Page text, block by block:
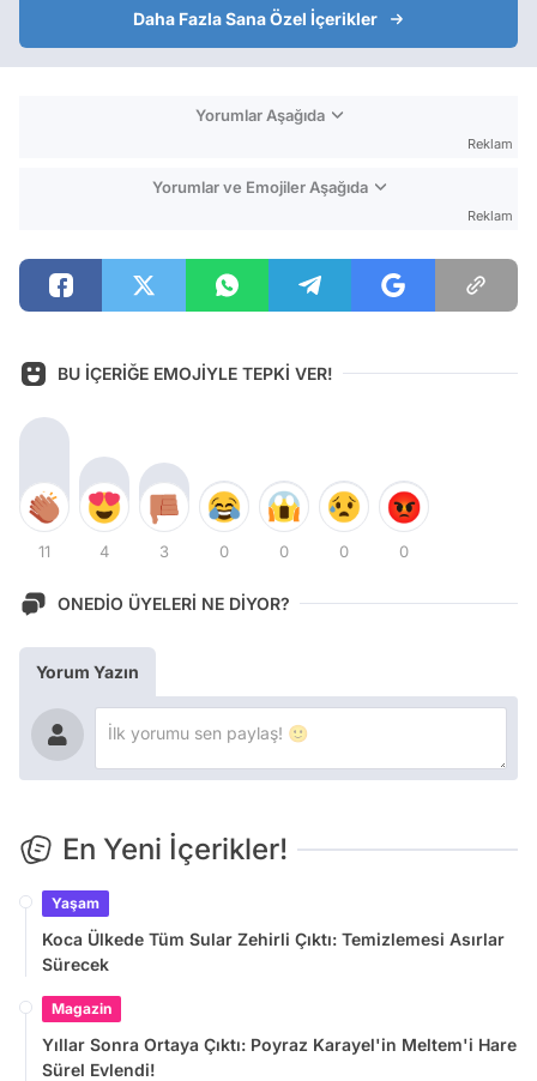
Daha Fazla Sana Özel İçerikler
Yorumlar Aşağıda
Reklam
Yorumlar ve Emojiler Aşağıda
Reklam
BU İÇERİĞE EMOJİYLE TEPKİ VER!
11 4 3 0 0 0 0
ONEDİO ÜYELERİ NE DİYOR?
Yorum Yazın
En Yeni İçerikler!
Yaşam
Koca Ülkede Tüm Sular Zehirli Çıktı: Temizlemesi Asırlar
Sürecek
Magazin
Yıllar Sonra Ortaya Çıktı: Poyraz Karayel'in Meltem'i Hare
Sürel Evlendi!